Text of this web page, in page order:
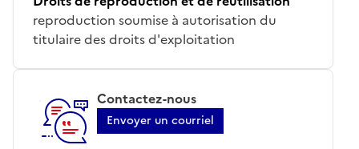
reproduction soumise à autorisation du
titulaire des droits d'exploitation
Contactez-nous
Envoyer un courriel